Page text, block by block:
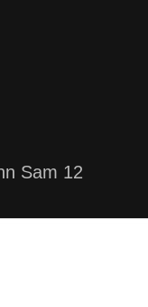
Sam 12